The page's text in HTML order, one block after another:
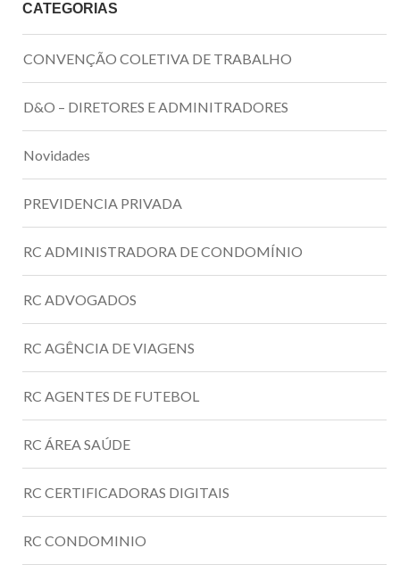
CATEGORIAS
CONVENÇÃO COLETIVA DE TRABALHO
D&O – DIRETORES E ADMINITRADORES
Novidades
PREVIDENCIA PRIVADA
RC ADMINISTRADORA DE CONDOMÍNIO
RC ADVOGADOS
RC AGÊNCIA DE VIAGENS
RC AGENTES DE FUTEBOL
RC ÁREA SAÚDE
RC CERTIFICADORAS DIGITAIS
RC CONDOMINIO